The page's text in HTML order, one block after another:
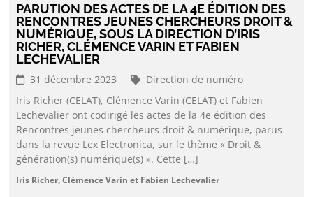
PARUTION DES ACTES DE LA 4E ÉDITION DES
RENCONTRES JEUNES CHERCHEURS DROIT &
NUMÉRIQUE, SOUS LA DIRECTION D’IRIS
RICHER, CLÉMENCE VARIN ET FABIEN
LECHEVALIER
31 décembre 2023
Direction de numéro
Iris Richer (CELAT), Clémence Varin (CELAT) et Fabien
Lechevalier ont codirigé les actes de la 4e édition des
Rencontres jeunes chercheurs droit & numérique, parus
dans la revue Lex Electronica, sur le thème « Droit &
génération(s) numérique(s) ». Cette […]
Iris Richer, Clémence Varin et Fabien Lechevalier